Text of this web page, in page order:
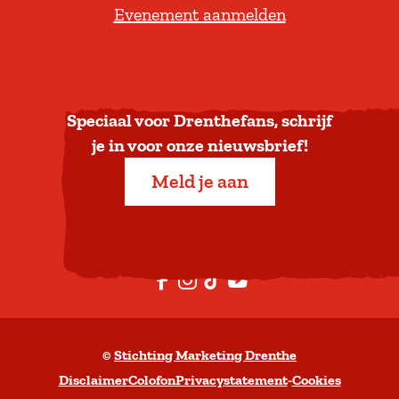
r
a
a
b
n
Evenement aanmelden
Speciaal voor Drenthefans, schrijf
je in voor onze nieuwsbrief!
Meld je aan
F
a
e
b
I
n
t
a
T
i
T
o
Y
o
t
u
© Stichting Marketing Drenthe
DisclaimerColofonPrivacystatement-Cookies